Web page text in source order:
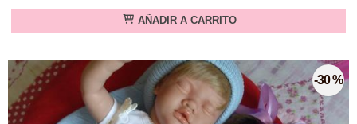
AÑADIR A CARRITO
-30 %